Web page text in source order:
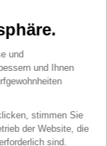
DE GILLY